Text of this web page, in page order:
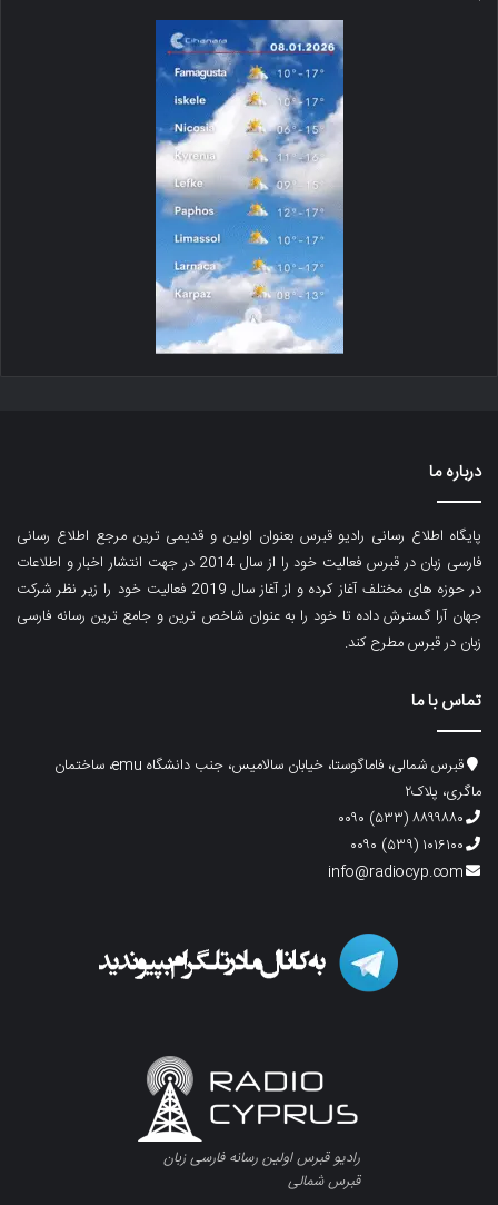
درباره ما
پایگاه اطلاع رسانی رادیو قبرس بعنوان اولین و قدیمی ترین مرجع اطلاع رسانی
فارسی زبان در قبرس فعالیت خود را از سال 2014 در جهت انتشار اخبار و اطلاعات
در حوزه های مختلف آغاز کرده و از آغاز سال 2019 فعالیت خود را زیر نظر شرکت
جهان آرا گسترش داده تا خود را به عنوان شاخص ترین و جامع ترین رسانه فارسی
زبان در قبرس مطرح کند.
تماس با ما
قبرس شمالی، فاماگوستا، خیابان سالامیس، جنب دانشگاه emu، ساختمان
ماگری، پلاک۲
۸۸۹۹۸۸۰ (۵۳۳) ۰۰۹۰
۱۰۱۶۱۰۰ (۵۳۹) ۰۰۹۰
info@radiocyp.com
رادیو قبرس اولین رسانه فارسی زبان
قبرس شمالی